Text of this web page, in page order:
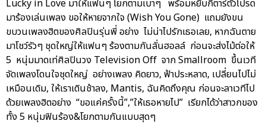
Lucky in Love มาให้แฟนๆ โยกตามเบาๆ พร้อมหยิบกีตาร์ตัวโปรด
มาร้องเล่นเพลง ขอให้หายจากใจ (Wish You Gone) แถมยังขน
ขบวนเพลงฮิตของศิลปินรุ่นพี่ อย่าง ไม่น่าไปรักเธอเลย, หากฉันตาย
มาโชว์รัวๆ ชุดใหญ่ให้แฟนๆ ร้องตามกันลั่นฮอลล์ ก่อนจะส่งไม้ต่อให้
5 หนุ่มมาดเท่ศิลปินวง Television Off จาก Smallroom ขึ้นเวที
จัดเพลงโดนใจชุดใหญ่ อย่างเพลง คิดยาว, ฟ้าประหลาด, เปลี่ยนไปไม่
เหมือนเดิม, ให้เราเดินช้าลง, Mantis, ฉันคิดถึงคุณ ก่อนจะลาเวทีไป
ด้วยเพลงฮิตอย่าง “ขอแค่ครั้งนี้”,”ให้เธอหายไป” เรียกได้ว่าสาวกของ
ทั้ง 5 หนุ่มฟินร้อง&โยกตามกันแบบสุดๆ